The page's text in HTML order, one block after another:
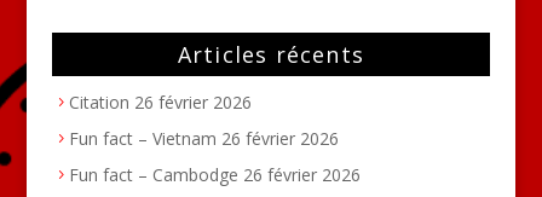
Articles récents
Citation 26 février 2026
Fun fact – Vietnam 26 février 2026
Fun fact – Cambodge 26 février 2026